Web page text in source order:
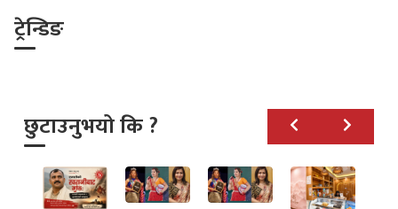
ट्रेन्डिङ
छुटाउनुभयो कि ?